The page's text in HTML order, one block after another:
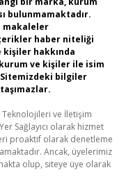
bulunmamaktadır.
makaleler
haber niteliği
kişiler hakkında
ve kişiler ile isim
bilgiler
Teknolojileri ve İletişim
Sağlayıcı olarak hizmet
proaktif olarak denetleme
Ancak, üyelerimiz
olup, siteye üye olarak